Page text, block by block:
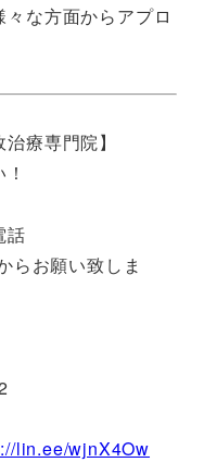
な方面からアプロ
療専門院】
話
らお願い致しま
lin.ee/wjnX4Ow